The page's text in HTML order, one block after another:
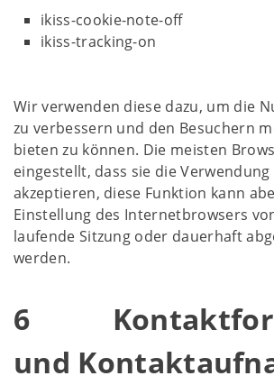
ikiss-cookie-note-
ikiss-tracking-
Wir verwenden diese dazu, um die
zu verbessern und den Besuchern
bieten zu können. Die meisten
eingestellt, dass sie die Verwendung
akzeptieren, diese Funktion kann
Einstellung des Internetbrowsers
laufende Sitzung oder dauerhaft
werden.
6
und